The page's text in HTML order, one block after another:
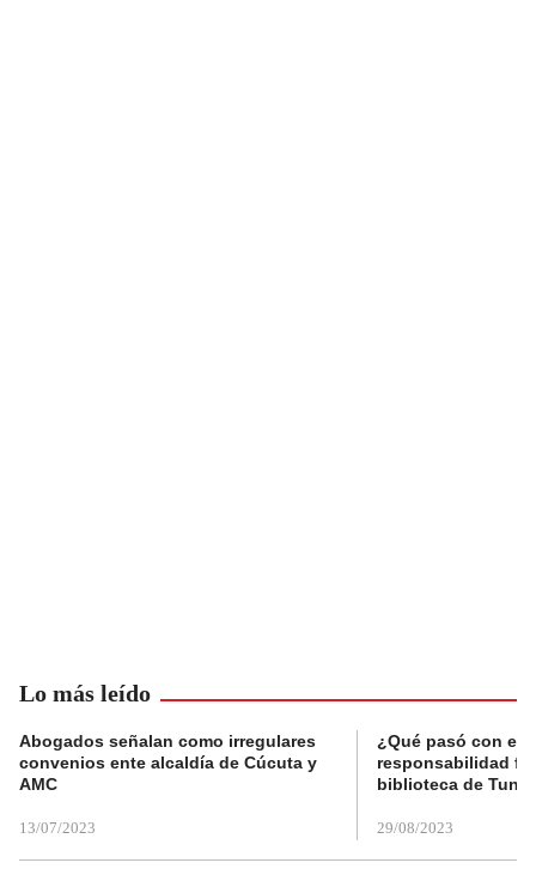
Lo más leído
Abogados señalan como irregulares
convenios ente alcaldía de Cúcuta y
AMC
13/07/2023
¿Qué pasó con el
responsabilidad
biblioteca de
29/08/2023